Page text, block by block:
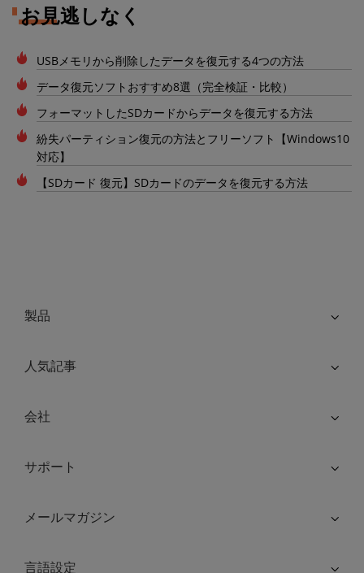
お見逃しなく
USBメモリから削除したデータを復元する4つの方法
データ復元ソフトおすすめ8選（完全検証・比較）
フォーマットしたSDカードからデータを復元する方法
紛失パーティション復元の方法とフリーソフト【Windows10
対応】
【SDカード 復元】SDカードのデータを復元する方法
製品
人気記事
会社
サポート
メールマガジン
言語設定